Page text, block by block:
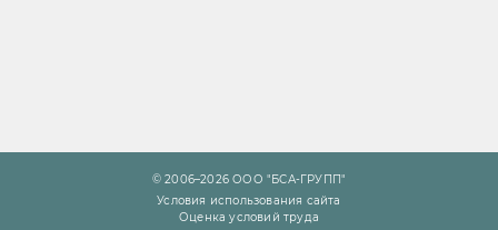
© 2006–2026 ООО "БСА-ГРУПП"
Условия использования сайта
Оценка условий труда